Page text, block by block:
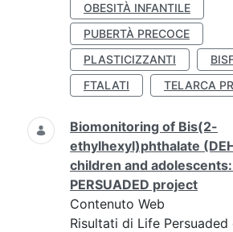
OBESITÀ INFANTILE
PUBERTÀ PRECOCE
PLASTICIZZANTI
FTALATI
TELARCA
Biomonitoring of Bis(2-
ethylhexyl)phthalate
children and adolescents:
PERSUADED project
Contenuto Web
Risultati di Life